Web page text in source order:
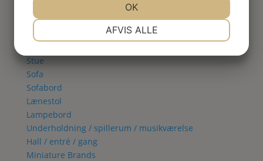
Vitrineskab
Spisebord
Stue
Sofa
Sofabord
Lænestol
Lampebord
Underholdning / spillerum / musikværelse
Hall / entré / gang
Miniature Brands
AFVIS ALLE
OK